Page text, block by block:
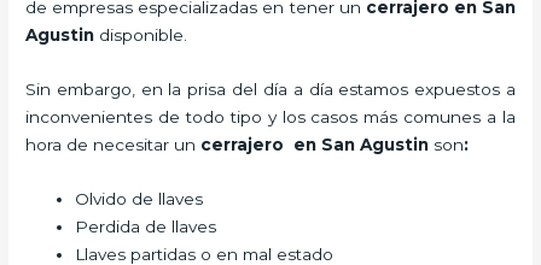
de empresas especializadas en tener un cerrajero en San
Agustin disponible.
Sin embargo, en la prisa del día a día estamos expuestos a
inconvenientes de todo tipo y los casos más comunes a la
hora de necesitar un cerrajero en San Agustin son:
Olvido de llaves
Perdida de llaves
Llaves partidas o en mal estado